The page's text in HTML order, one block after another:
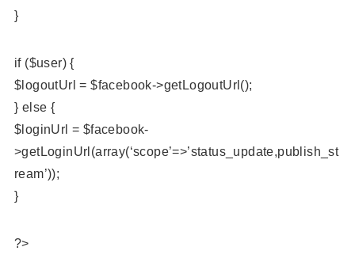
}
if ($user) {
$logoutUrl = $facebook->getLogoutUrl();
} else {
$loginUrl = $facebook-
>getLoginUrl(array(‘scope’=>’status_update,publish_st
ream’));
}
?>